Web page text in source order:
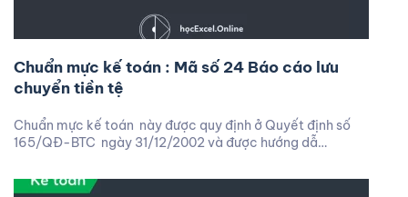
Chuẩn mực kế toán : Mã số 24 Báo cáo lưu
chuyển tiền tệ
Chuẩn mực kế toán này được quy định ở Quyết định số
165/QĐ-BTC ngày 31/12/2002 và được hướng dẫ…